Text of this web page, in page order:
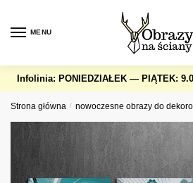
navigation
content
MENU
Infolinia: PONIEDZIAŁEK — PIĄTEK:
Strona główna / nowoczesne obrazy do